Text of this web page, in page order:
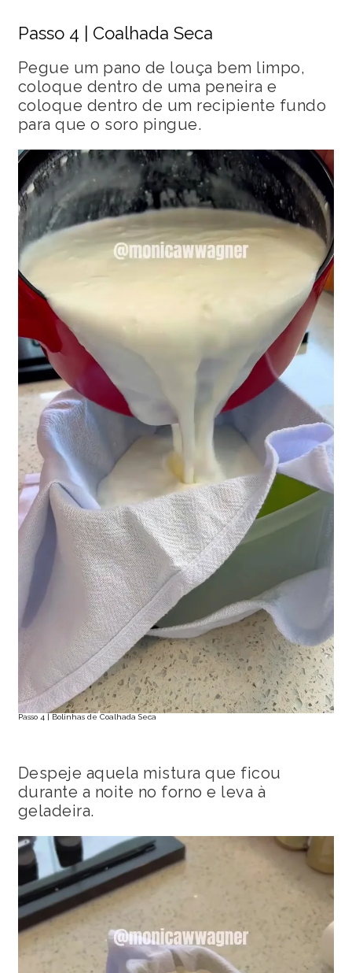
Passo 4 | Coalhada Seca
Pegue um pano de louça bem limpo,
coloque dentro de uma peneira e
coloque dentro de um recipiente fundo
para que o soro pingue.
Passo 4 | Bolinhas de Coalhada Seca
Despeje aquela mistura que ficou
durante a noite no forno e leva à
geladeira.